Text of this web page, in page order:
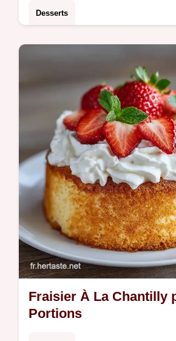
Desserts
tableau des températures
en 7h 20min au total.
Fraisier À La Chantilly
Portions